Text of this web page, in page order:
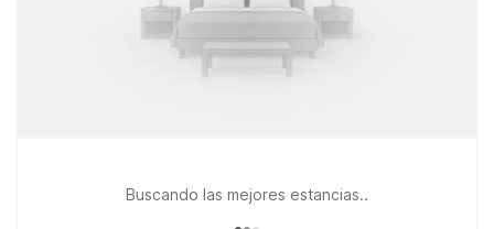
Buscando las mejores estancias..